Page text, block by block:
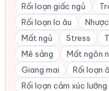
Rối loạn giấc ngủ
Rối loạn lo âu
Mất ngủ
Stress
Mê sảng
Mất ngôn
Giang mai
Rối loạn
Rối loạn cảm xúc